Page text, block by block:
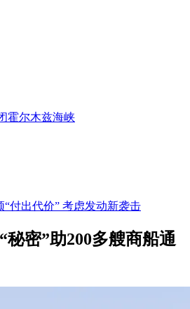
霍尔木兹海峡
付出代价” 考虑发动新袭击
密”助200多艘商船通